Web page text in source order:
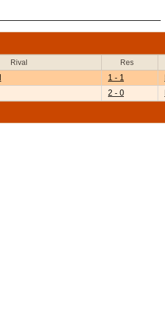
Rival Res
1 - 1
2 - 0